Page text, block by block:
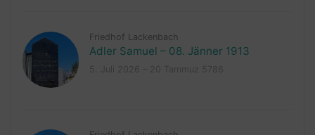
Friedhof Lackenbach
Adler Samuel – 08. Jänner 1913